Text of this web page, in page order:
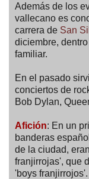
Además de los
vallecano es
carrera de San
diciembre,
familiar.
En el pasado
conciertos de
Bob Dylan,
Afición: En un
banderas
de la ciudad,
franjirrojas', que
'boys